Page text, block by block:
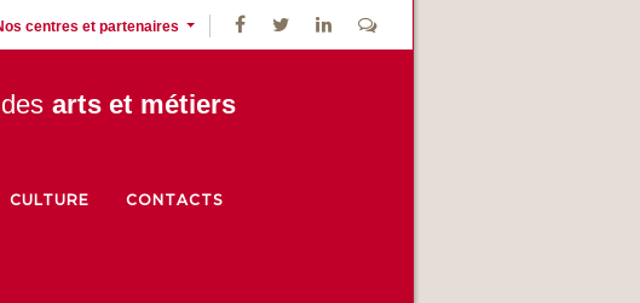
centres et partenaires
arts et métiers
CULTURE CONTACTS